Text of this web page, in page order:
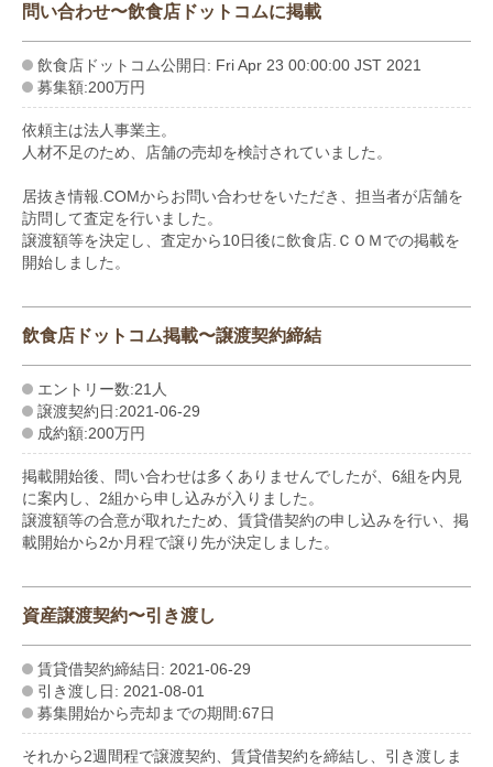
問い合わせ〜飲食店ドットコムに掲載
飲食店ドットコム公開日: Fri Apr 23 00:00:00 JST 2021
募集額:200万円
依頼主は法人事業主。
人材不足のため、店舗の売却を検討されていました。
居抜き情報.COMからお問い合わせをいただき、担当者が店舗を
訪問して査定を行いました。
譲渡額等を決定し、査定から10日後に飲食店.ＣＯＭでの掲載を
開始しました。
飲食店ドットコム掲載〜譲渡契約締結
エントリー数:21人
譲渡契約日:2021-06-29
成約額:200万円
掲載開始後、問い合わせは多くありませんでしたが、6組を内見
に案内し、2組から申し込みが入りました。
譲渡額等の合意が取れたため、賃貸借契約の申し込みを行い、掲
載開始から2か月程で譲り先が決定しました。
資産譲渡契約〜引き渡し
賃貸借契約締結日: 2021-06-29
引き渡し日: 2021-08-01
募集開始から売却までの期間:67日
それから2週間程で譲渡契約、賃貸借契約を締結し、引き渡しま